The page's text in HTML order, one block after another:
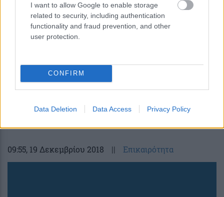
I want to allow Google to enable storage
related to security, including authentication
functionality and fraud prevention, and other
user protection.
CONFIRM
Data Deletion Data Access Privacy Policy
09:55, 19 Δεκεμβρίου 2018 || Επικαιρότητα